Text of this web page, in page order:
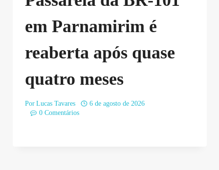
em Parnamirim é
reaberta após quase
quatro meses
Por Lucas Tavares
6 de agosto de 2026
0 Comentários